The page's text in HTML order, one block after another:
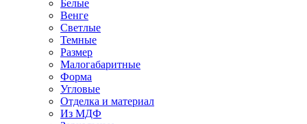
Белые
Венге
Светлые
Темные
Размер
Малогабаритные
Форма
Угловые
Отделка и материал
Из МДФ